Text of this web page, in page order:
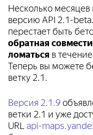
Несколько месяцев
версию API 2.1-
перестает быть
обратная
ломаться в
Теперь вы можете
ветку 2.1.
Версия 2.1.9
ветки 2.1 и уже
URL api-